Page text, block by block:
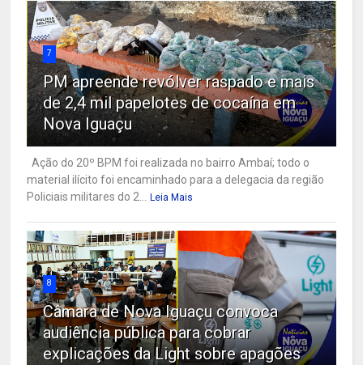
7
PM apreende revólver raspado e mais
de 2,4 mil papelotes de cocaína em
Nova Iguaçu
Ação do 20º BPM foi realizada no bairro Ambaí; todo o
material ilícito foi encaminhado para a delegacia da região
Policiais militares do 2... Leia Mais
8
Câmara de Nova Iguaçu convoca
audiência pública para cobrar
explicações da Light sobre apagões